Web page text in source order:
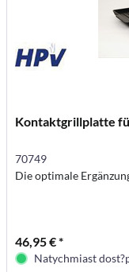
Kontaktgrillplatte
70749
Die optimale
46,95 € *
Natychmiast